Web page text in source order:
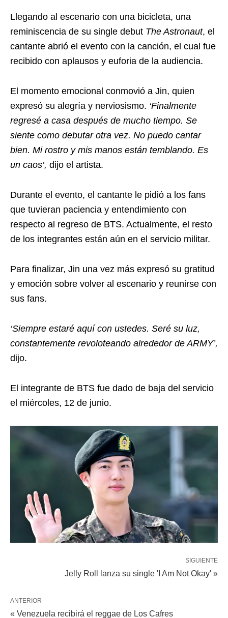
Llegando al escenario con una bicicleta, una
reminiscencia de su single debut The Astronaut, el
cantante abrió el evento con la canción, el cual fue
recibido con aplausos y euforia de la audiencia.
El momento emocional conmovió a Jin, quien
expresó su alegría y nerviosismo. ‘Finalmente
regresé a casa después de mucho tiempo. Se
siente como debutar otra vez. No puedo cantar
bien. Mi rostro y mis manos están temblando. Es
un caos’, dijo el artista.
Durante el evento, el cantante le pidió a los fans
que tuvieran paciencia y entendimiento con
respecto al regreso de BTS. Actualmente, el resto
de los integrantes están aún en el servicio militar.
Para finalizar, Jin una vez más expresó su gratitud
y emoción sobre volver al escenario y reunirse con
sus fans.
‘Siempre estaré aquí con ustedes. Seré su luz,
constantemente revoloteando alrededor de ARMY’,
dijo.
El integrante de BTS fue dado de baja del servicio
el miércoles, 12 de junio.
SIGUIENTE
Jelly Roll lanza su single 'I Am Not Okay' »
ANTERIOR
« Venezuela recibirá el reggae de Los Cafres